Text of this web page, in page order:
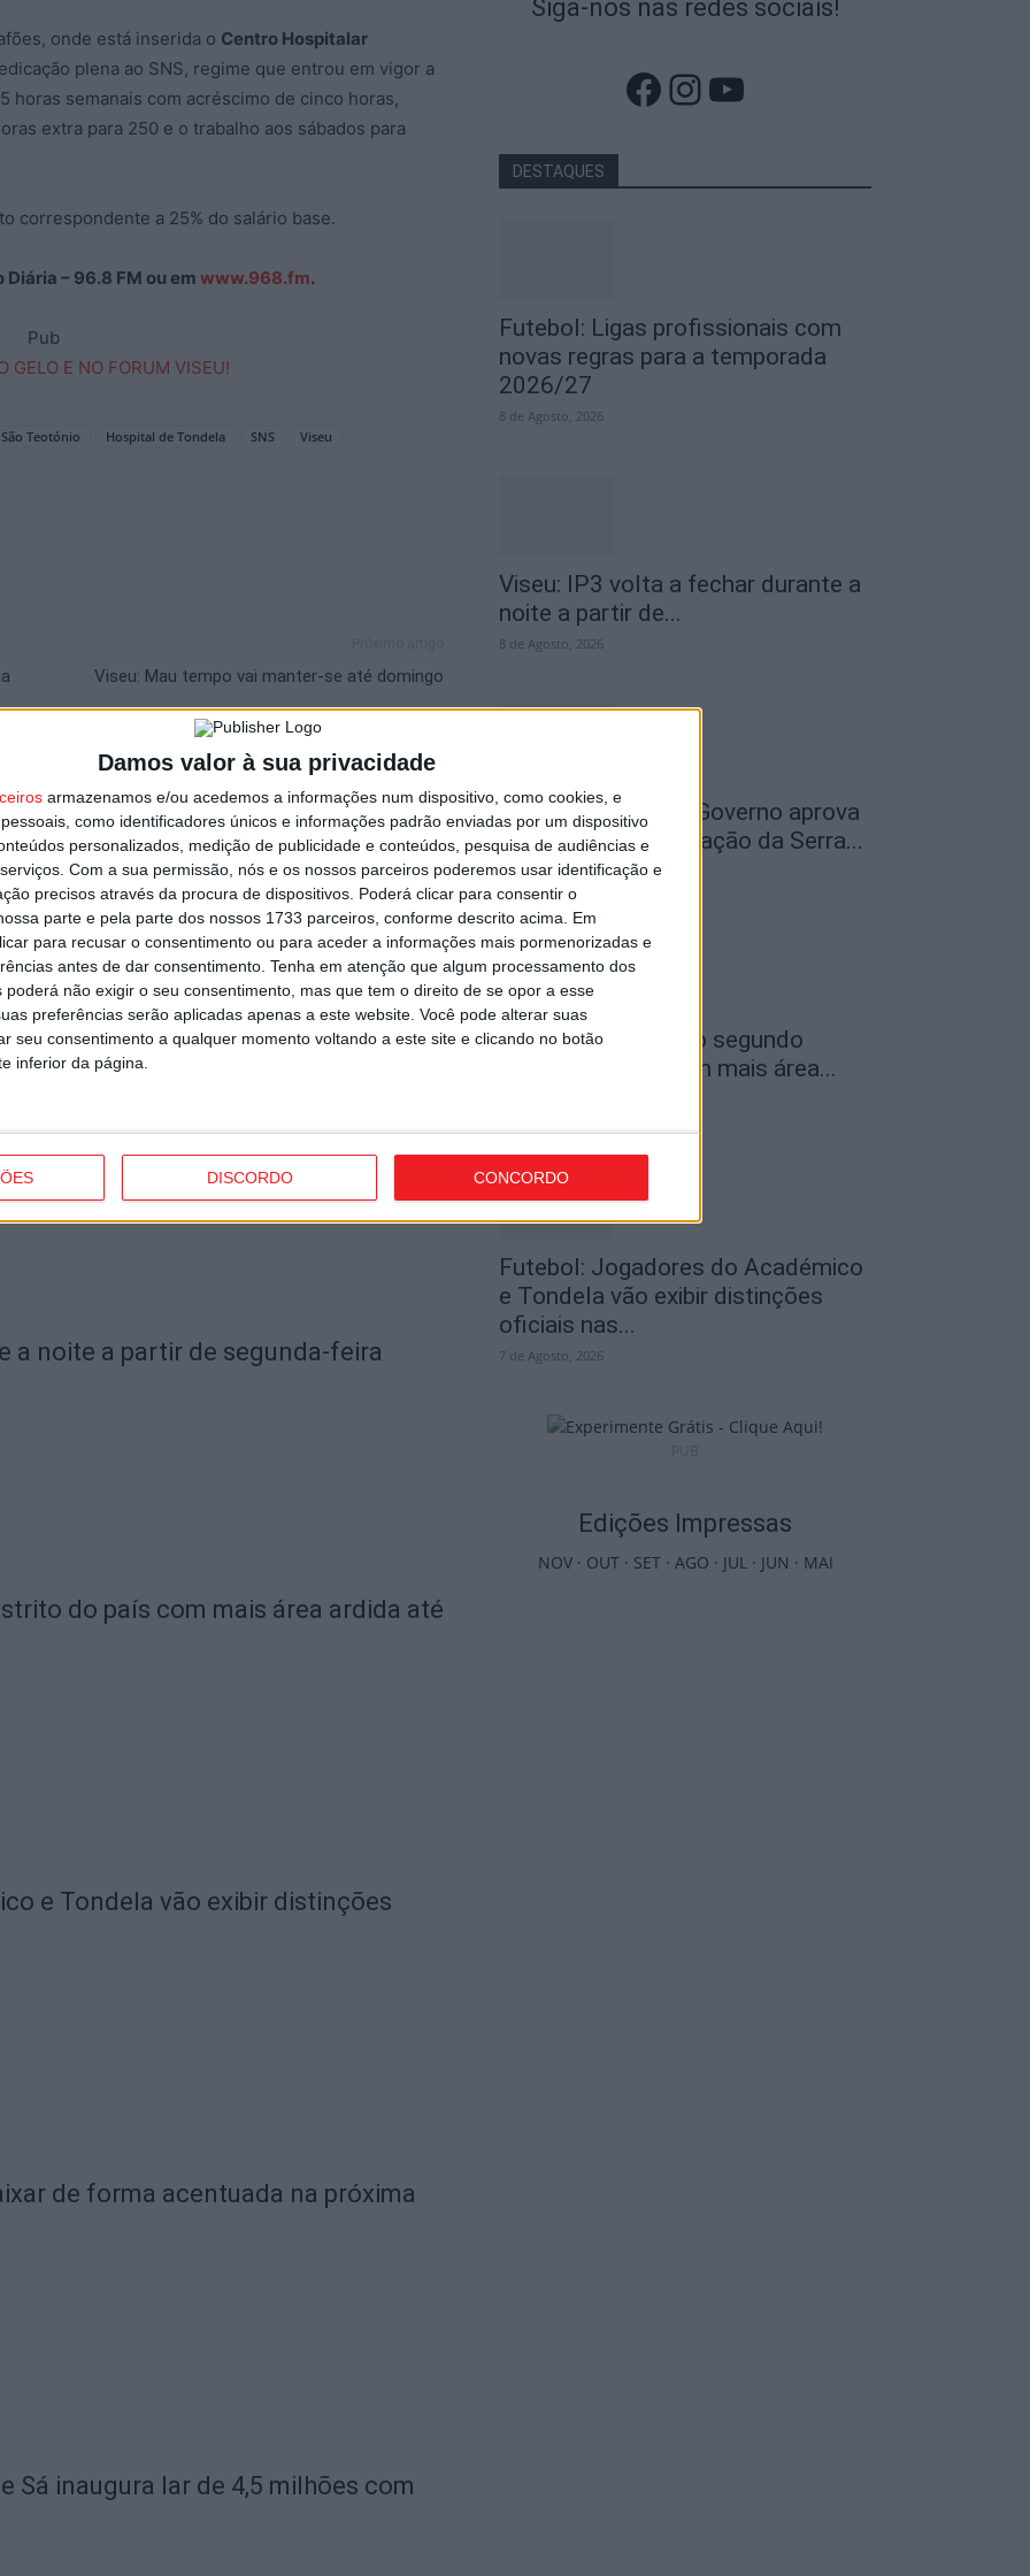
Damos valor à sua privacidade
armazenamos e/ou acedemos a informações num dispositivo, como cookies, e
como identificadores únicos e informações padrão enviadas por um dispositivo
personalizados, medição de publicidade e conteúdos, pesquisa de audiências e
Com a sua permissão, nós e os nossos parceiros poderemos usar identificação e
precisos através da procura de dispositivos. Poderá clicar para consentir o
parte e pela parte dos nossos 1733 parceiros, conforme descrito acima. Em
para recusar o consentimento ou para aceder a informações mais pormenorizadas e
antes de dar consentimento. Tenha em atenção que algum processamento dos
poderá não exigir o seu consentimento, mas que tem o direito de se opor a esse
preferências serão aplicadas apenas a este website. Você pode alterar suas
seu consentimento a qualquer momento voltando a este site e clicando no botão
inferior da página.
DISCORDO CONCORDO
onde está inserida o Centro Hospitalar
plena ao SNS, regime que entrou em vigor a
horas semanais com acréscimo de cinco horas,
extra para 250 e o trabalho aos sábados para
correspondente a 25% do salário base.
– 96.8 FM ou em www.968.fm.
Pub
Teotónio Hospital de Tondela SNS Viseu
Viseu: Mau tempo vai manter-se até domingo
regras para a temporada
a noite a partir de segunda-feira
do país com mais área ardida até
e Tondela vão exibir distinções
de forma acentuada na próxima
Sá inaugura lar de 4,5 milhões com
Siga-nos nas redes sociais!
Facebook
Instagram
YouTube
DESTAQUES
Futebol: Ligas profissionais com
novas regras para a temporada
2026/27
8 de Agosto, 2026
Viseu: IP3 volta a fechar durante a
noite a partir de...
8 de Agosto, 2026
São Pedro do Sul: Governo aprova
Centro de Interpretação da Serra...
8 de Agosto, 2026
Incêndios: Viseu é o segundo
distrito do país com mais área...
Futebol: Jogadores do Académico
e Tondela vão exibir distinções
oficiais nas...
7 de Agosto, 2026
Edições Impressas
NOV· OUT· SET· AGO · JUL· JUN · MAI